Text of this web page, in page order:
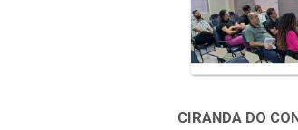
CIRANDA DO